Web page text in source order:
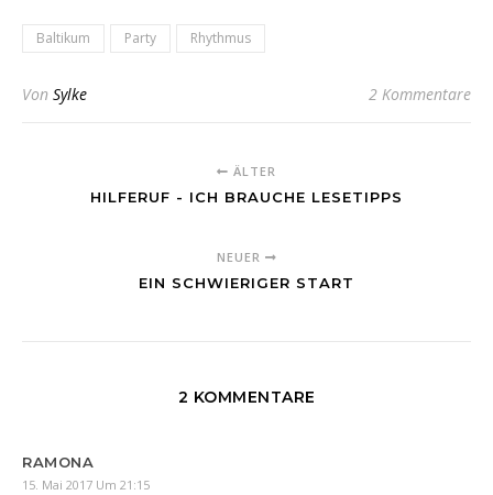
Baltikum Party Rhythmus
Von Sylke 2 Kommentare
ÄLTER
HILFERUF - ICH BRAUCHE LESETIPPS
NEUER
EIN SCHWIERIGER START
2 KOMMENTARE
RAMONA
15. Mai 2017 Um 21:15